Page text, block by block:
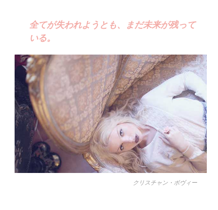
全てが失われようとも、まだ未来が残って
いる。
クリスチャン・ボヴィー